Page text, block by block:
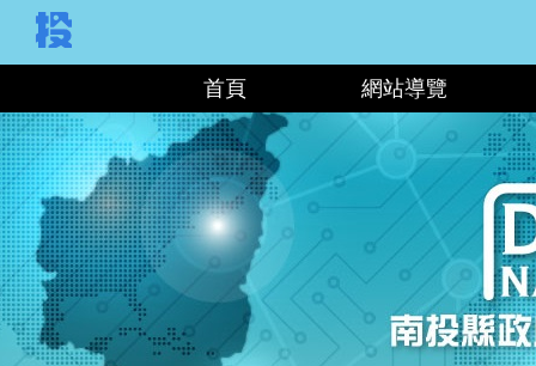
首頁 網站導覽